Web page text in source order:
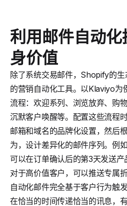
利用邮件自动
身价值
除了系统交易邮件，Shopify的
的营销自动化工具。以Klaviyo为
流程：欢迎系列、浏览放弃、购
沉默客户唤醒等。配置这些流程
邮箱和域名的品牌化设置，然后
为，设计差异化的邮件序列。例
可以在订单确认后的第3天发送产
对于高价值客户，可以推送专属
自动化邮件完全基于客户行为触
在恰当的时间传递恰当的讯息，